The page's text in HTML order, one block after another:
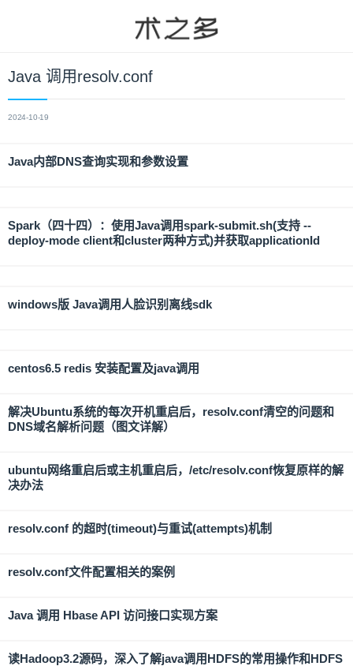
Java 调用resolv.conf
2024-10-19
Java内部DNS查询实现和参数设置
Spark（四十四）：使用Java调用spark-submit.sh(支持 --
deploy-mode client和cluster两种方式)并获取applicationId
windows版 Java调用人脸识别离线sdk
centos6.5 redis 安装配置及java调用
解决Ubuntu系统的每次开机重启后，resolv.conf清空的问题和
DNS域名解析问题（图文详解）
ubuntu网络重启后或主机重启后，/etc/resolv.conf恢复原样的解
决办法
resolv.conf 的超时(timeout)与重试(attempts)机制
resolv.conf文件配置相关的案例
Java 调用 Hbase API 访问接口实现方案
读Hadoop3.2源码，深入了解java调用HDFS的常用操作和HDFS